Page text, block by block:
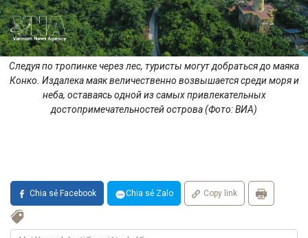
Следуя по тропинке через лес, туристы могут добраться до маяка
Конко. Издалека маяк величественно возвышается среди моря и
неба, оставаясь одной из самых привлекательных
достопримечательностей острова (Фото: ВИА)
Chia sẻ Facebook Chia sẻ Zalo Copy link